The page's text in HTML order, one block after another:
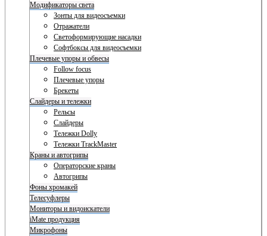
Модификаторы света
Зонты для видеосъемки
Отражатели
Светоформирующие насадки
Софтбоксы для видеосъемки
Плечевые упоры и обвесы
Follow focus
Плечевые упоры
Брекеты
Слайдеры и тележки
Рельсы
Слайдеры
Тележки Dolly
Тележки TrackMaster
Краны и автогрипы
Операторские краны
Автогрипы
Фоны хромакей
Телесуфлеры
Мониторы и видоискатели
iMate продукция
Микрофоны